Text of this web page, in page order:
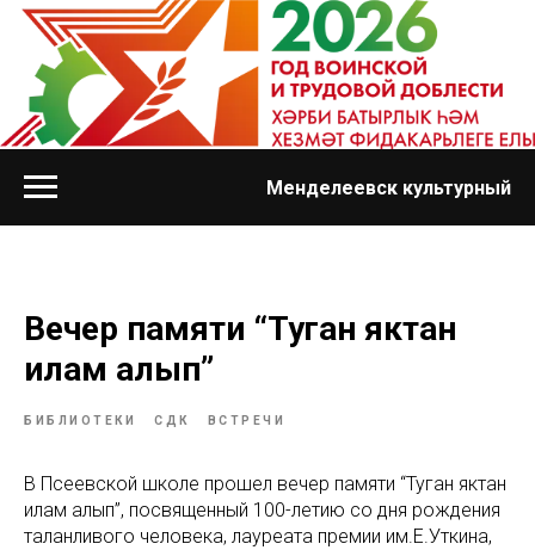
Менделеевск культурный
Вечер памяти “Туган яктан
илһам алып”
БИБЛИОТЕКИ СДК ВСТРЕЧИ
В Псеевской школе прошел вечер памяти “Туган яктан
илһам алып”, посвященный 100-летию со дня рождения
таланливого человека, лауреата премии им.Е.Уткина,